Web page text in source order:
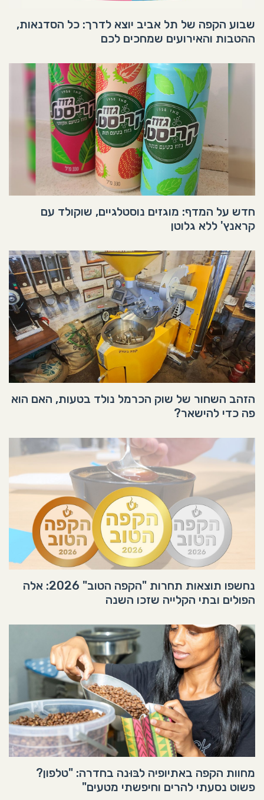
שבוע הקפה של תל אביב יוצא לדרך: כל הסדנאות,
ההטבות והאירועים שמחכים לכם
חדש על המדף: מוגזים נוסטלגיים, שוקולד עם
קראנץ' ללא גלוטן
הזהב השחור של שוק הכרמל נולד בטעות, האם הוא
פה כדי להישאר?
נחשפו תוצאות תחרות "הקפה הטוב" 2026: אלה
הפולים ובתי הקלייה שזכו השנה
מחוות הקפה באתיופיה לבּוּנה בחדרה: "טלפון?
פשוט נסעתי להרים וחיפשתי מטעים"